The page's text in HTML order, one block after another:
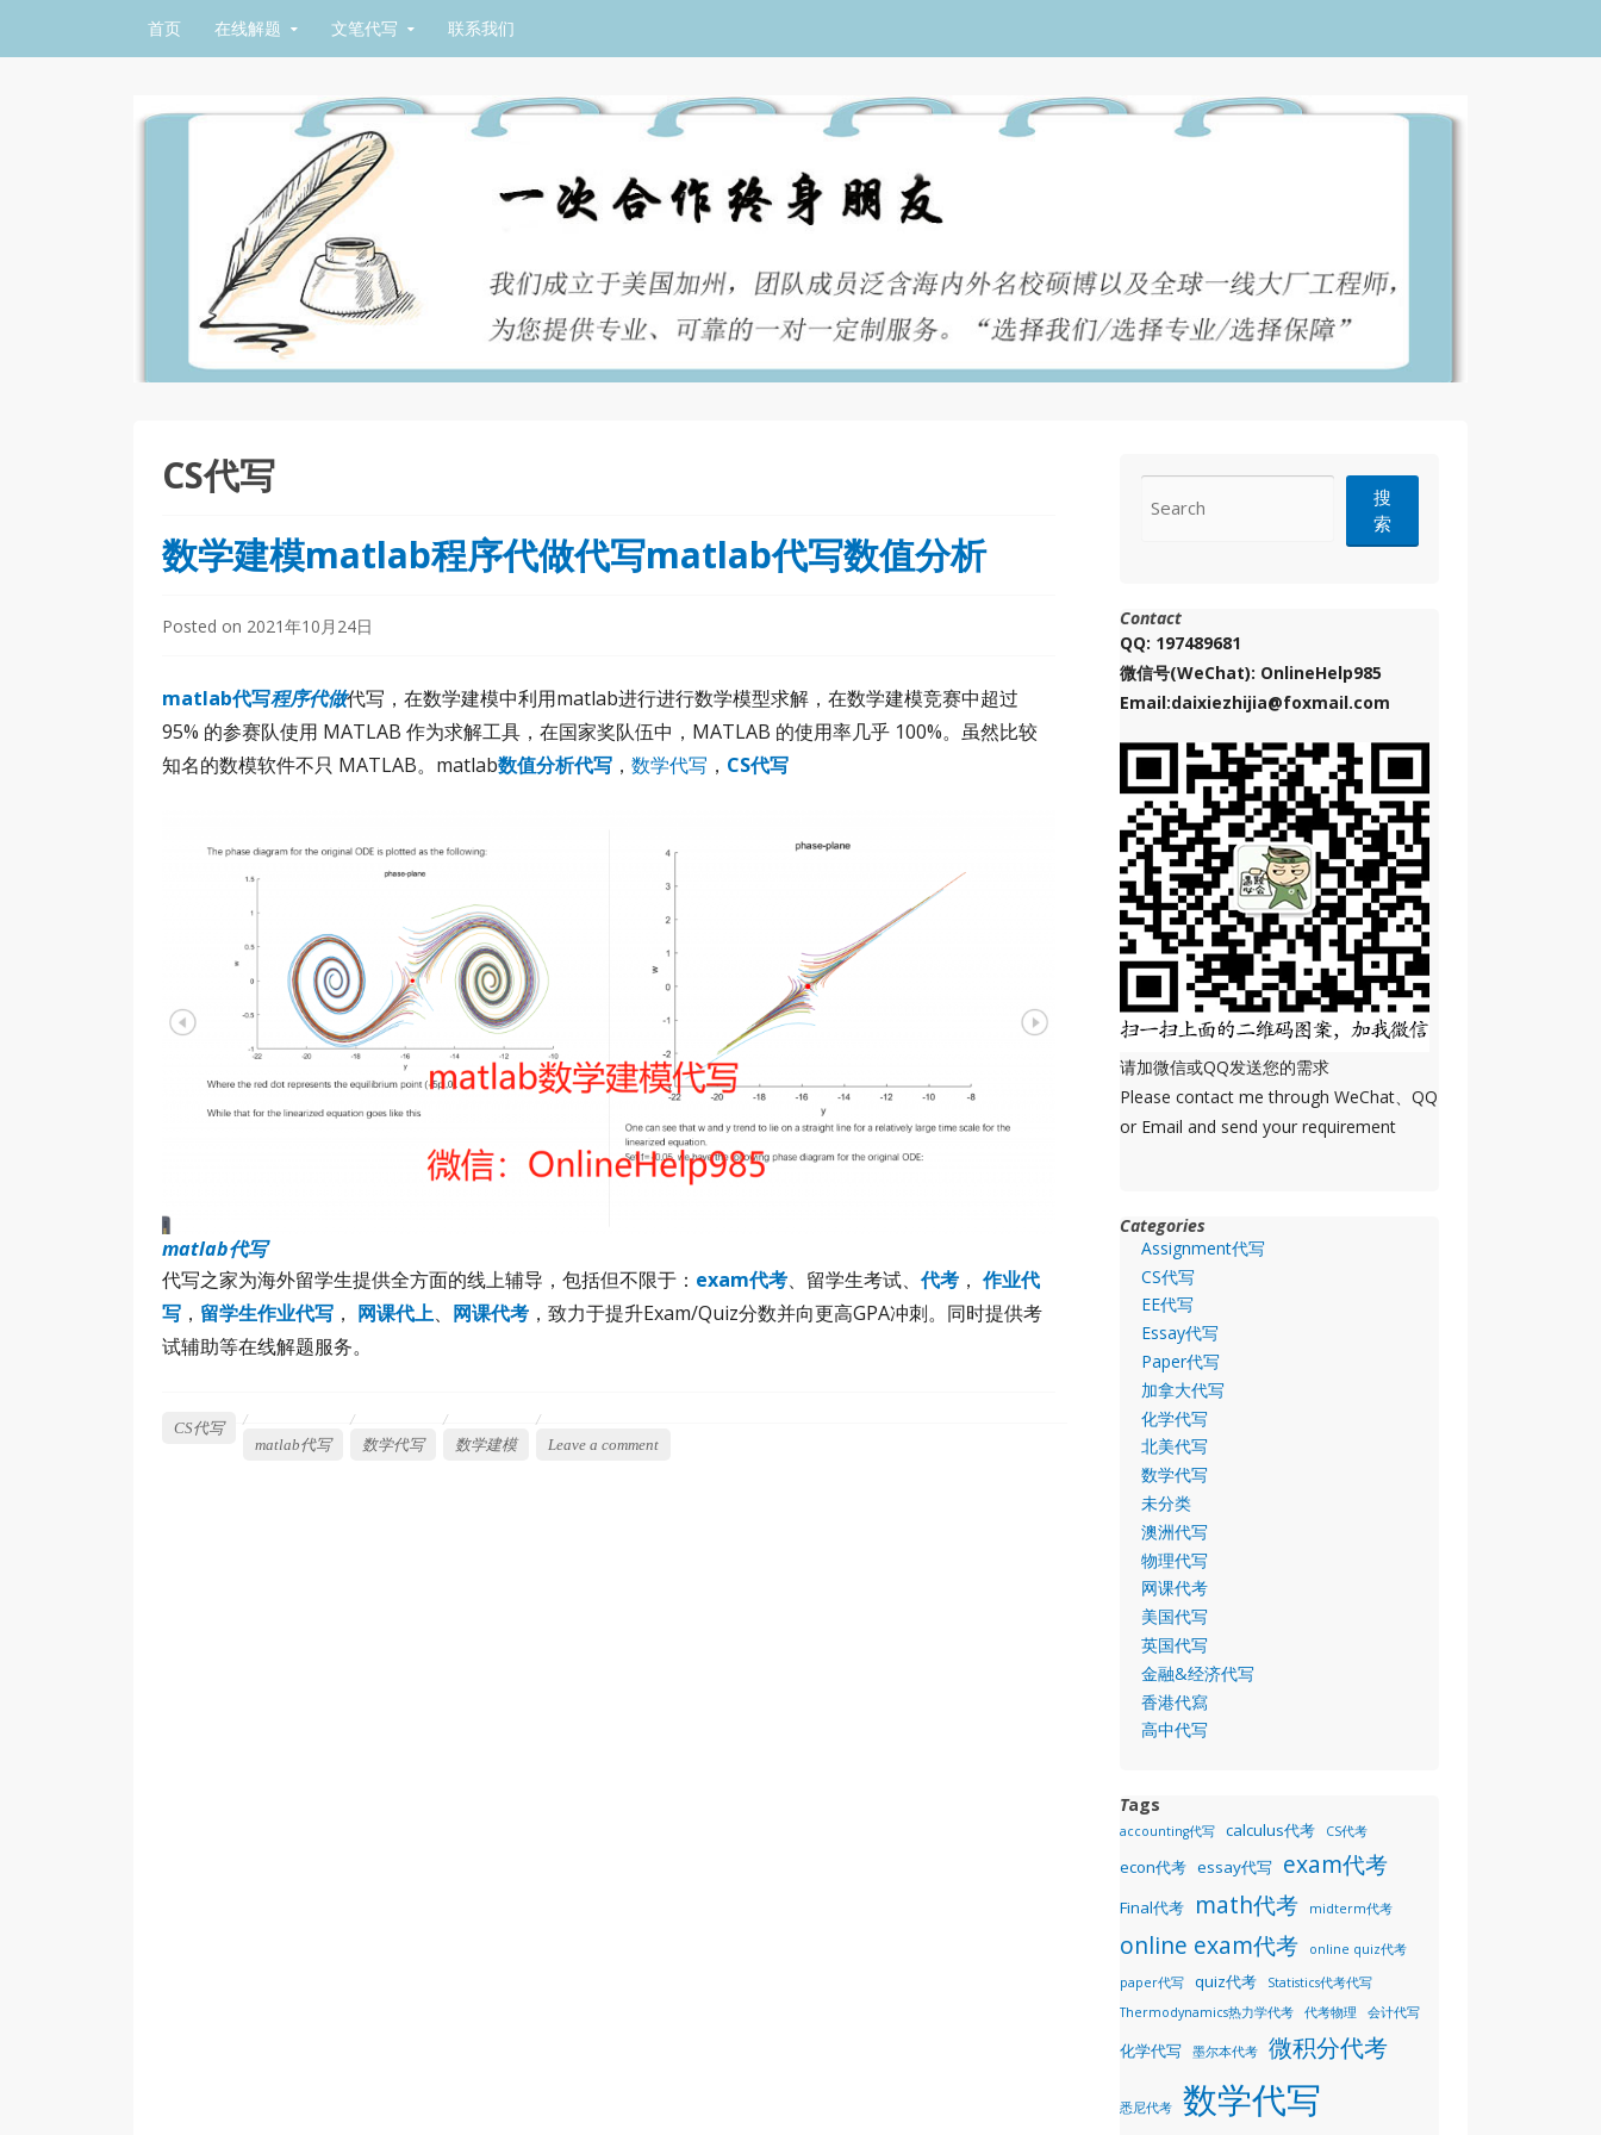
首页 在线解题 文笔代写 联系我们
CS代写
数学建模matlab程序代做代写matlab代写数值分析
Posted on 2021年10月24日
matlab代写程序代做代写，在数学建模中利用matlab进行进行数学模型求解，在数学建模竞赛中超过
95% 的参赛队使用 MATLAB 作为求解工具，在国家奖队伍中，MATLAB 的使用率几乎 100%。虽然比较
知名的数模软件不只 MATLAB。matlab数值分析代写 ， 数学代写 ， CS代写
matlab代写
代写之家为海外留学生提供全方面的线上辅导，包括但不限于： exam代考、留学生考试、代考 ， 作业代
写 ， 留学生作业代写 ， 网课代上、 网课代考 ，致力于提升Exam/Quiz分数并向更高GPA冲刺。同时提供考
试辅助等在线解题服务。
CS代写
matlab代写
数学代写 数学建模 Leave a comment
搜
索
Contact
QQ: 197489681
微信号(WeChat): OnlineHelp985
Email:daixiezhijia@foxmail.com
请加微信或QQ发送您的需求
Please contact me through WeChat、QQ
or Email and send your requirement
Categories
Assignment代写
CS代写
EE代写
Essay代写
Paper代写
加拿大代写
化学代写
北美代写
数学代写
未分类
澳洲代写
物理代写
网课代考
美国代写
英国代写
金融&经济代写
香港代寫
高中代写
Tags
accounting代写 calculus代考 CS代考
econ代考 essay代写 exam代考
Final代考 math代考 midterm代考
online exam代考
online quiz代考
paper代写
quiz代考
Statistics代考代写
Thermodynamics热力学代考
代考物理 会计代写
化学代写 墨尔本代考 微积分代考
悉尼代考 数学代写